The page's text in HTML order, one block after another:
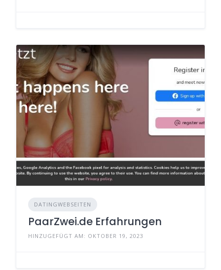
DATINGWEBSEITEN
PaarZwei.de Erfahrungen
HINZUGEFÜGT AM: OKTOBER 19, 2023